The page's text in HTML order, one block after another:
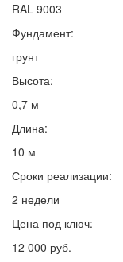
RAL 9003
Фундамент:
грунт
Высота:
0,7 м
Длина:
10 м
Сроки реализации:
2 недели
Цена под ключ:
12 000 руб.